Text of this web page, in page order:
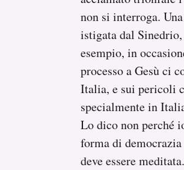
non si interroga.
istigata dal Sinedrio,
esempio, in
processo a Gesù ci
Italia, e sui pericoli
specialmente in
Lo dico non perché
forma di
deve essere